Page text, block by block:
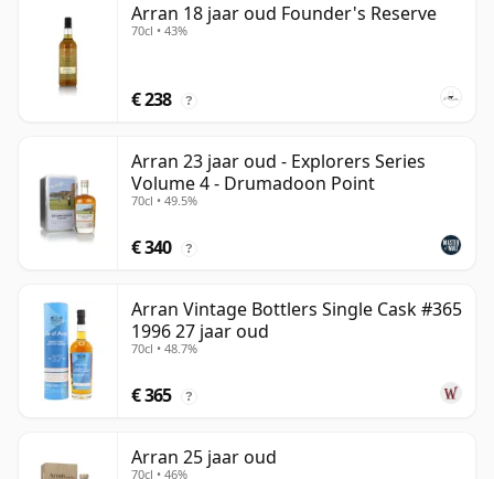
Arran 18 jaar oud Founder's Reserve
70cl • 43%
€ 238 ?
Arran 23 jaar oud - Explorers Series
Volume 4 - Drumadoon Point
70cl • 49.5%
€ 340 ?
Arran Vintage Bottlers Single Cask #365
1996 27 jaar oud
70cl • 48.7%
€ 365 ?
Arran 25 jaar oud
70cl • 46%